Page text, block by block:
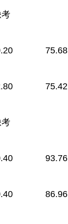
75.68
75.42
93.76
86.96